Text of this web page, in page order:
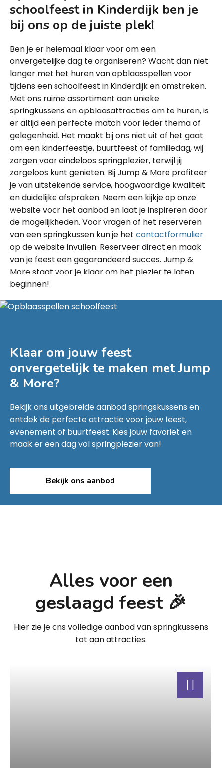
schoolfeest in Kinderdijk ben je
bij ons op de juiste plek!
Ben je er helemaal klaar voor om een
onvergetelijke dag te organiseren? Wacht dan niet
langer met het huren van opblaasspellen voor
tijdens een schoolfeest in Kinderdijk en omstreken.
Met ons ruime assortiment aan unieke
springkussens en opblaasattracties om te huren, is
er altijd een perfecte match voor ieder thema of
gelegenheid. Het maakt bij ons niet uit of het gaat
om een kinderfeestje, buurtfeest of familiedag, wij
zorgen voor eindeloos springplezier, terwijl jij
zorgeloos kunt genieten. Bij Jump & More profiteer
je van uitstekende service, hoogwaardige kwaliteit
en duidelijke afspraken. Neem een kijkje op onze
website voor het aanbod en laat je inspireren door
de mogelijkheden. Voor vragen of het reserveren
van een springkussen kun je het contactformulier
op de website invullen. Reserveer direct en maak
van je feest een gegarandeerd succes. Jump &
More staat voor je klaar om het plezier te laten
beginnen!
Klaar om jouw feest
onvergetelijk te maken metJump
& More?
Bekijk ons uitgebreide aanbod springskussens en
ontdek de perfecte attractie voor jouw feest,
evenement of buurtfeest. Kies jouw favoriet en
maak er een dag vol springplezier van!
Bekijk ons aanbod
Alles voor een
geslaagd feest 🎉
Hier zie je ons volledige aanbod van springkussens
tot aan attracties.